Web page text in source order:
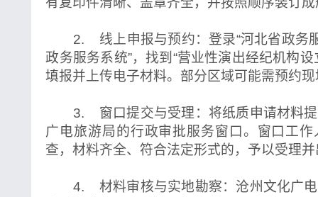
2. 线上申报与预约：登录“河北省政务服
政务服务系统”，找到“营业性演出经纪机构
填报并上传电子材料。部分区域可能需预约
3. 窗口提交与受理：将纸质申请材料提
广电旅游局的行政审批服务窗口。窗口工
查，材料齐全、符合法定形式的，予以受理
4. 材料审核与实地勘察：沧州文化广电